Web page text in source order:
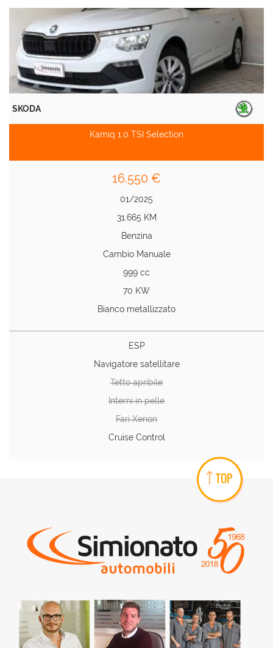
SKODA
Kamiq 1.0 TSI Selection
16.550 €
01/2025
31.665 KM
Benzina
Cambio Manuale
999 cc
70 KW
Bianco metallizzato
ESP
Navigatore satellitare
Tetto apribile
Interni in pelle
Fari Xenon
Cruise Control
TOP